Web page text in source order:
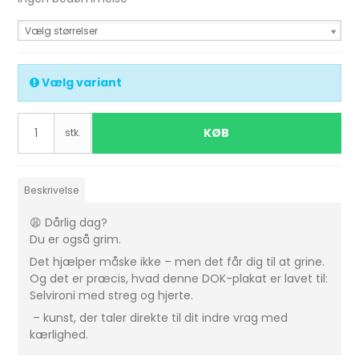
Vælg størrelser
Vælg variant
stk. KØB
Beskrivelse
😩 Dårlig dag?
Du er også grim.
Det hjælper måske ikke – men det får dig til at grine.
Og det er præcis, hvad denne DOK-plakat er lavet til:
Selvironi med streg og hjerte.
– kunst, der taler direkte til dit indre vrag med
kærlighed.